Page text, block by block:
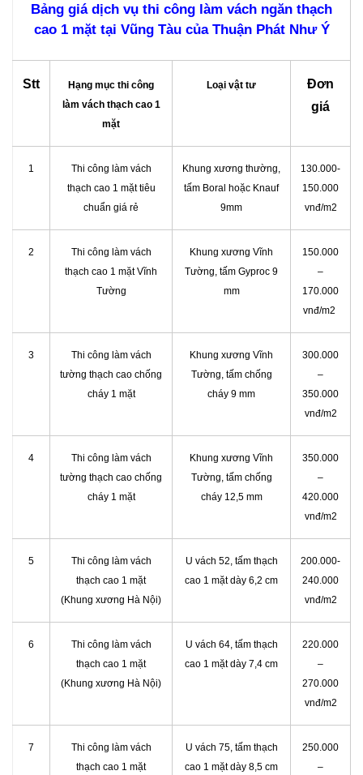
Bảng giá dịch vụ thi công làm vách ngăn thạch
cao 1 mặt tại Vũng Tàu của Thuận Phát Như Ý
Stt
Hạng mục thi công
làm vách thạch cao 1
mặt
Loại vật tư
Đơn
giá
1
Thi công làm vách
thạch cao 1 mặt tiêu
chuẩn giá rẻ
Khung xương thường,
tấm Boral hoặc Knauf
9mm
130.000-
150.000
vnđ/m2
2
Thi công làm vách
thạch cao 1 mặt Vĩnh
Tường
Khung xương Vĩnh
Tường, tấm Gyproc 9
mm
150.000
–
170.000
vnđ/m2
3
Thi công làm vách
tường thạch cao chống
cháy 1 mặt
Khung xương Vĩnh
Tường, tấm chống
cháy 9 mm
300.000
–
350.000
vnđ/m2
4
Thi công làm vách
tường thạch cao chống
cháy 1 mặt
Khung xương Vĩnh
Tường, tấm chống
cháy 12,5 mm
350.000
–
420.000
vnđ/m2
5
Thi công làm vách
thạch cao 1 mặt
(Khung xương Hà Nội)
U vách 52, tấm thạch
cao 1 mặt dày 6,2 cm
200.000-
240.000
vnđ/m2
6
Thi công làm vách
thạch cao 1 mặt
(Khung xương Hà Nội)
U vách 64, tấm thạch
cao 1 mặt dày 7,4 cm
220.000
–
270.000
vnđ/m2
7
Thi công làm vách
thạch cao 1 mặt
U vách 75, tấm thạch
cao 1 mặt dày 8,5 cm
250.000
–